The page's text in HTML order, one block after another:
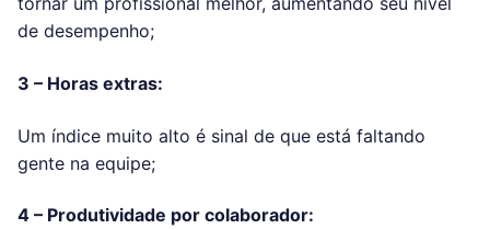
de desempenho;
3 – Horas extras:
Um índice muito alto é sinal de que está faltando
gente na equipe;
4 – Produtividade por colaborador: